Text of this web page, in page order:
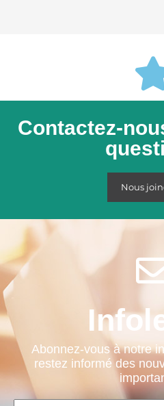
Contactez-
Nous
Abonnez-vous à notre
restez informé des